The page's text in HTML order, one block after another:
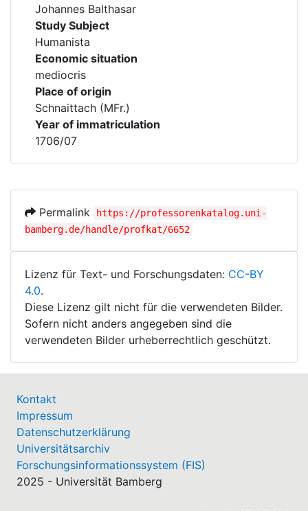
Johannes Balthasar
Study Subject
Humanista
Economic situation
mediocris
Place of origin
Schnaittach (MFr.)
Year of immatriculation
1706/07
Permalink
https://professorenkatalog.uni-
bamberg.de/handle/profkat/6652
Lizenz für Text- und Forschungsdaten: CC-BY
4.0.
Diese Lizenz gilt nicht für die verwendeten Bilder.
Sofern nicht anders angegeben sind die
verwendeten Bilder urheberrechtlich geschützt.
Kontakt
Impressum
Datenschutzerklärung
Universitätsarchiv
Forschungsinformationssystem (FIS)
2025 - Universität Bamberg